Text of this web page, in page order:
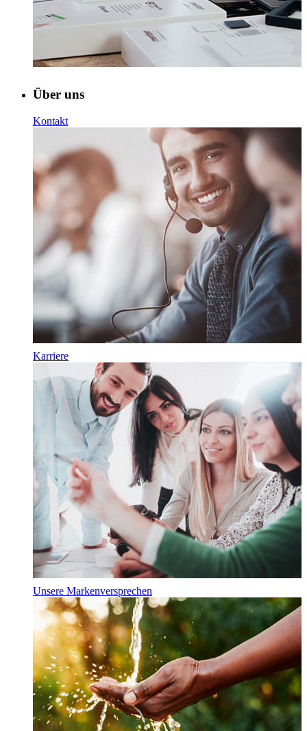
Über uns
Kontakt
Karriere
Unsere Markenversprechen